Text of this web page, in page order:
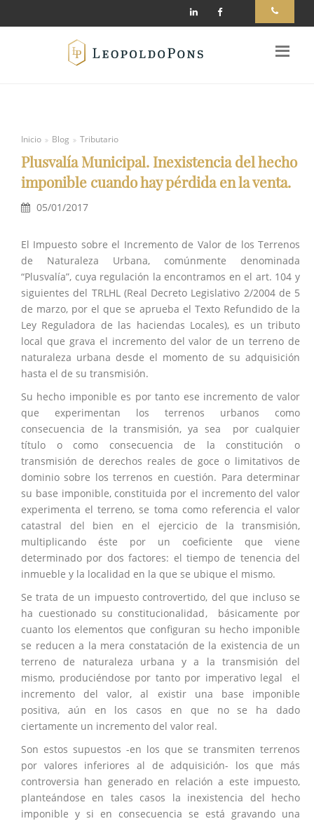
Inicio Blog Tributario
Plusvalía Municipal. Inexistencia del hecho
imponible cuando hay pérdida en la venta.
05/01/2017
El Impuesto sobre el Incremento de Valor de los Terrenos
de Naturaleza Urbana, comúnmente denominada
“Plusvalía”, cuya regulación la encontramos en el art. 104 y
siguientes del TRLHL (Real Decreto Legislativo 2/2004 de 5
de marzo, por el que se aprueba el Texto Refundido de la
Ley Reguladora de las haciendas Locales), es un tributo
local que grava el incremento del valor de un terreno de
naturaleza urbana desde el momento de su adquisición
hasta el de su transmisión.
Su hecho imponible es por tanto ese incremento de valor
que experimentan los terrenos urbanos como
consecuencia de la transmisión, ya sea por cualquier
título o como consecuencia de la constitución o
transmisión de derechos reales de goce o limitativos de
dominio sobre los terrenos en cuestión. Para determinar
su base imponible, constituida por el incremento del valor
experimenta el terreno, se toma como referencia el valor
catastral del bien en el ejercicio de la transmisión,
multiplicando éste por un coeficiente que viene
determinado por dos factores: el tiempo de tenencia del
inmueble y la localidad en la que se ubique el mismo.
Se trata de un impuesto controvertido, del que incluso se
ha cuestionado su constitucionalidad, básicamente por
cuanto los elementos que configuran su hecho imponible
se reducen a la mera constatación de la existencia de un
terreno de naturaleza urbana y a la transmisión del
mismo, produciéndose por tanto por imperativo legal el
incremento del valor, al existir una base imponible
positiva, aún en los casos en que no se ha dado
ciertamente un incremento del valor real.
Son estos supuestos -en los que se transmiten terrenos
por valores inferiores al de adquisición- los que más
controversia han generado en relación a este impuesto,
planteándose en tales casos la inexistencia del hecho
imponible y si en consecuencia se está gravando una